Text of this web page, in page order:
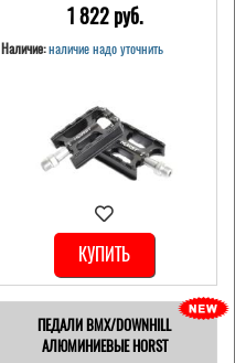
1 822 pуб.
Наличие: наличие надо уточнить
КУПИТЬ
ПЕДАЛИ BMX/DOWNHILL
АЛЮМИНИЕВЫЕ HORST